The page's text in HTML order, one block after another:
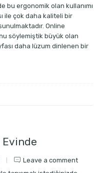
bu ergonomik olan kullanımı
ile çok daha kaliteli bir
Online
söylemiştik büyük olan
daha lüzum dinlenen bir
Evinde
Leave a comment